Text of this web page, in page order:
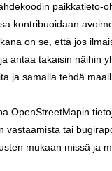
paikkatieto-
kontribuoidaan
on se, että jos
antaa takaisin näihin
ja samalla tehdä
OpenStreetMapin
vastaamista tai
mukaan missä ja